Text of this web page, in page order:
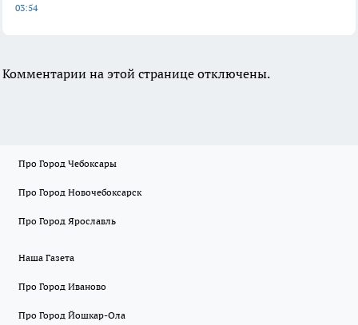
03:54
Комментарии на этой странице отключены.
Про Город Чебоксары
Про Город Новочебоксарск
Про Город Ярославль
Наша Газета
Про Город Иваново
Про Город Йошкар-Ола